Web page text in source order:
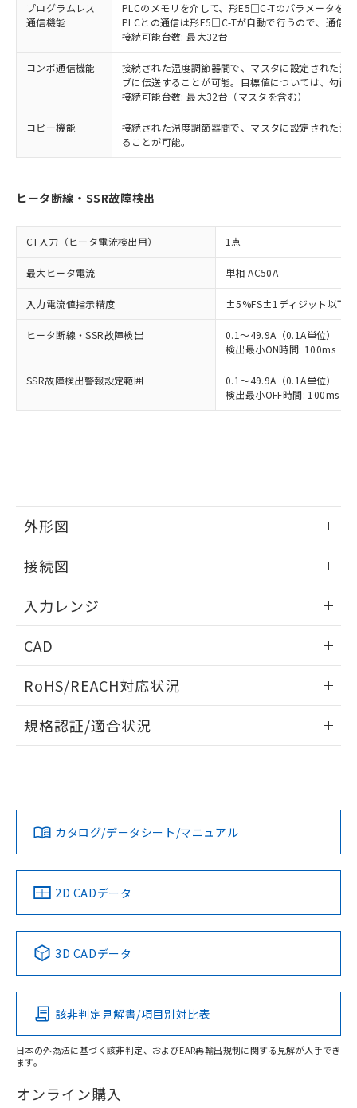
プログラムレス
通信機能
PLCのメモリを介して、形E5□C-Tのパラメータを
PLCとの通信は形E5□C-Tが自動で行うので、通信
接続可能台数: 最大32台
コンポ通信機能
接続された温度調節器間で、マスタに設定された温
ブに伝送することが可能。目標値については、勾配
接続可能台数: 最大32台（マスタを含む）
コピー機能
接続された温度調節器間で、マスタに設定された温
ることが可能。
ヒータ断線・SSR故障検出
CT入力（ヒータ電流検出用） 1点
最大ヒータ電流 単相 AC50A
入力電流値指示精度 ±5%FS±1ディジット以下
ヒータ断線・SSR故障検出
0.1～49.9A（0.1A単位）
検出最小ON時間: 100ms（
SSR故障検出警報設定範囲
0.1～49.9A（0.1A単位）
検出最小OFF時間: 100ms（
外形図
接続図
入力レンジ
CAD
ドすることができます。
ログイン/会員登録
ダウンロードデータをご利用いただく前に、以下を必ずお読
みください。
ソフトウェアの使用条件
RoHS/REACH対応状況
EU RoHS 注意事項・凡例
対応済み
中国 RoHS 注意事項・凡例
Pb Hg Cd Cr(VI)
O
在庫等で未対応品が混在する可能性があります。
規格認証/適合状況
LR型式承認
（イギリス
船舶規格）
DNV型式承認
（ノルウェー
BV型式承認
（フランス
KR型式
（韓国
Yes No No No
この製品の規格認証/適合状況ページへ
その他の認証はこちらのページからご検索ください
カタログ/データシート/マニュアル
2D CADデータ
3D CADデータ
該非判定見解書/項目別対比表
日本の外為法に基づく該非判定、およびEAR再輸出規制に関する見解が入手でき
ます。
オンライン購入